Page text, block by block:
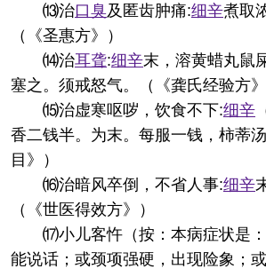
⒀治口臭及匿齿肿痛:细辛煮取
（《圣惠方》）
⒁治耳聋:细辛末，溶黄蜡丸鼠
塞之。须戒怒气。（《龚氏经验方》
⒂治虚寒呕哕，饮食不下:细辛
香二钱半。为末。每服一钱，柿蒂
目》）
⒃治暗风卒倒，不省人事:细辛
（《世医得效方》）
⒄小儿客忤（按：本病症状是
能说话；或颈项强硬，出现险象；